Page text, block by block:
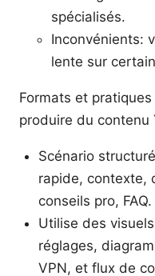
spécialisés.
Inconvénients:
lente sur
Formats et
produire du contenu
Scénario
rapide, contexte,
conseils pro, FAQ.
Utilise des
réglages,
VPN, et flux de